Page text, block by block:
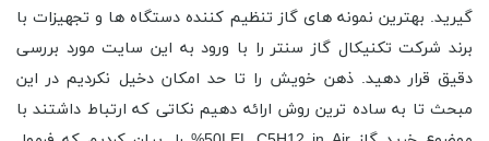
گیرید. بهترین نمونه های گاز تنظیم کننده دستگاه ها و تجهیزات با
برند شرکت تکنیکال گاز سنتر را با ورود به این سایت مورد بررسی
دقیق قرار دهید. ذهن خویش را تا حد امکان دخیل نکردیم در این
مبحث تا به ساده ترین روش ارائه دهیم نکاتی که ارتباط داشتند با